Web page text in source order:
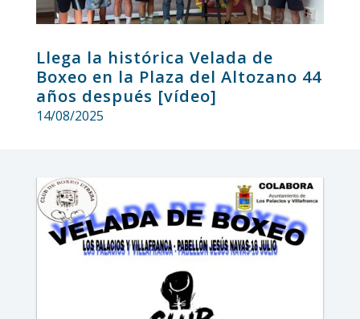
Llega la histórica Velada de
Boxeo en la Plaza del Altozano 44
años después [vídeo]
14/08/2025